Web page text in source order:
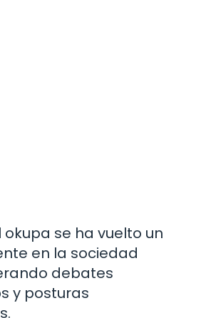
okupa se ha vuelto un
en la sociedad
debates
y posturas